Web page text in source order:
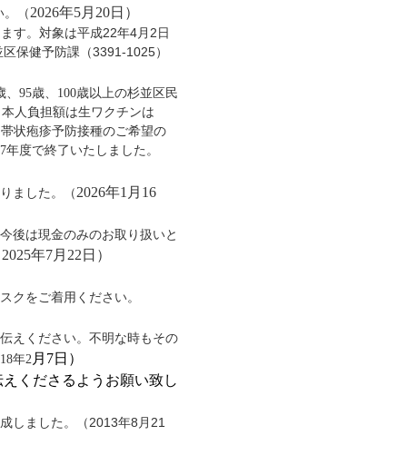
（2026年5月20日）
す。対象は平成22年4月2日
保健予防課（3391-1025）
、95歳、100歳以上の杉並区民
人負担額は生ワクチンは
状疱疹予防接種のご希望の
度で終了いたしました。
ました。（2026年1月16
後は現金のみのお取り扱いと
年7月22 日）
クをご着用ください。
えください。不明な時もその
年2 月7日）
くださるようお願い致し
しました。（2013年8月21